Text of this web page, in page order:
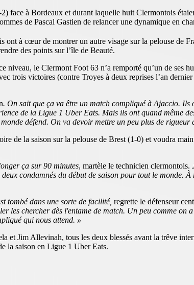
face à Bordeaux et durant laquelle huit Clermontois
de Pascal Gastien de relancer une dynamique en
ont à cœur de montrer un autre visage sur la pelouse de
des points sur l’île de Beauté.
niveau, le Clermont Foot 63 n’a remporté qu’un de
trois victoires (contre Troyes à deux reprises l’an
. On sait que ça va être un match compliqué à Ajaccio. Ils
de la Ligue 1 Uber Eats. Mais ils ont quand même
défend. On va devoir mettre un peu plus de rigueur
de la saison sur la pelouse de Brest (1-0) et voudra
ça sur 90 minutes, martèle le technicien clermontois.
condamnés du début de saison pour tout le monde.
tombé dans une sorte de facilité, regrette le défenseur
les chercher dès l'entame de match. Un peu comme
qui nous attend. »
et Jim Allevinah, tous les deux blessés avant la trêve
la saison en Ligue 1 Uber Eats.